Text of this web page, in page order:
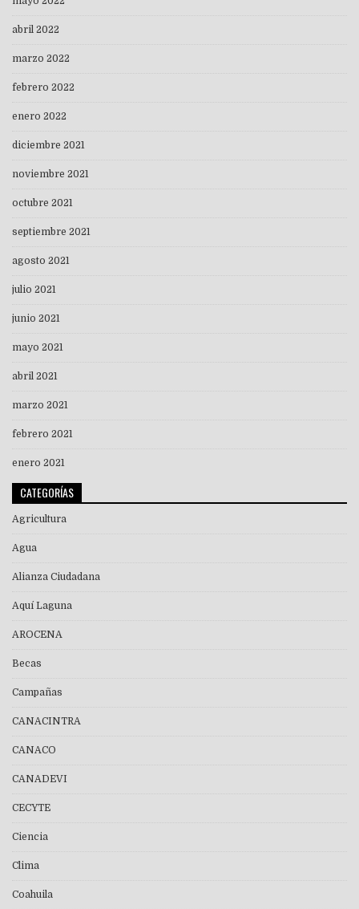
abril 2022
marzo 2022
febrero 2022
enero 2022
diciembre 2021
noviembre 2021
octubre 2021
septiembre 2021
agosto 2021
julio 2021
junio 2021
mayo 2021
abril 2021
marzo 2021
febrero 2021
enero 2021
CATEGORÍAS
Agricultura
Agua
Alianza Ciudadana
Aquí Laguna
AROCENA
Becas
Campañas
CANACINTRA
CANACO
CANADEVI
CECYTE
Ciencia
Clima
Coahuila